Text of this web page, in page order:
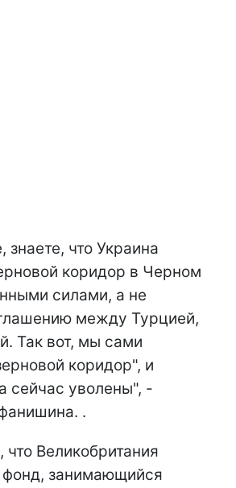
знаете, что Украина
коридор в Черном
силами, а не
между Турцией,
Так вот, мы сами
коридор", и
сейчас уволены", -
.
Великобритания
фонд, занимающийся